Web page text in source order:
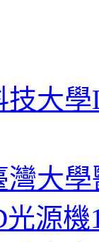
技大
灣大
源機